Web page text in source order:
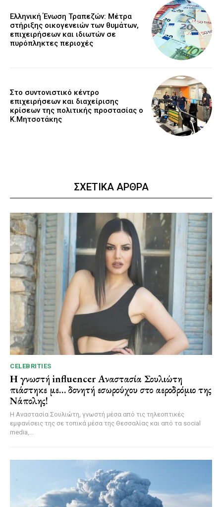
Ελληνική Ένωση Τραπεζών: Μέτρα
στήριξης οικογενειών των θυμάτων,
επιχειρήσεων και ιδιωτών σε
πυρόπληκτες περιοχές
Στο συντονιστικό κέντρο
επιχειρήσεων και διαχείρισης
κρίσεων της πολιτικής προστασίας ο
Κ.Μητσοτάκης
ΣΧΕΤΙΚΑ ΑΡΘΡΑ
CELEBRITIES
Η γνωστή influencer Αναστασία Σουλιώτη
πιάστηκε με… δονητή εσωρούχου στο αεροδρόμιο της
Νάπολης!
Η Αναστασία Σουλιώτη, γνωστή μέσα από τις τηλεοπτικές
εμφανίσεις της σε τοπικά μέσα της Θεσσαλίας και από τα social
media,...